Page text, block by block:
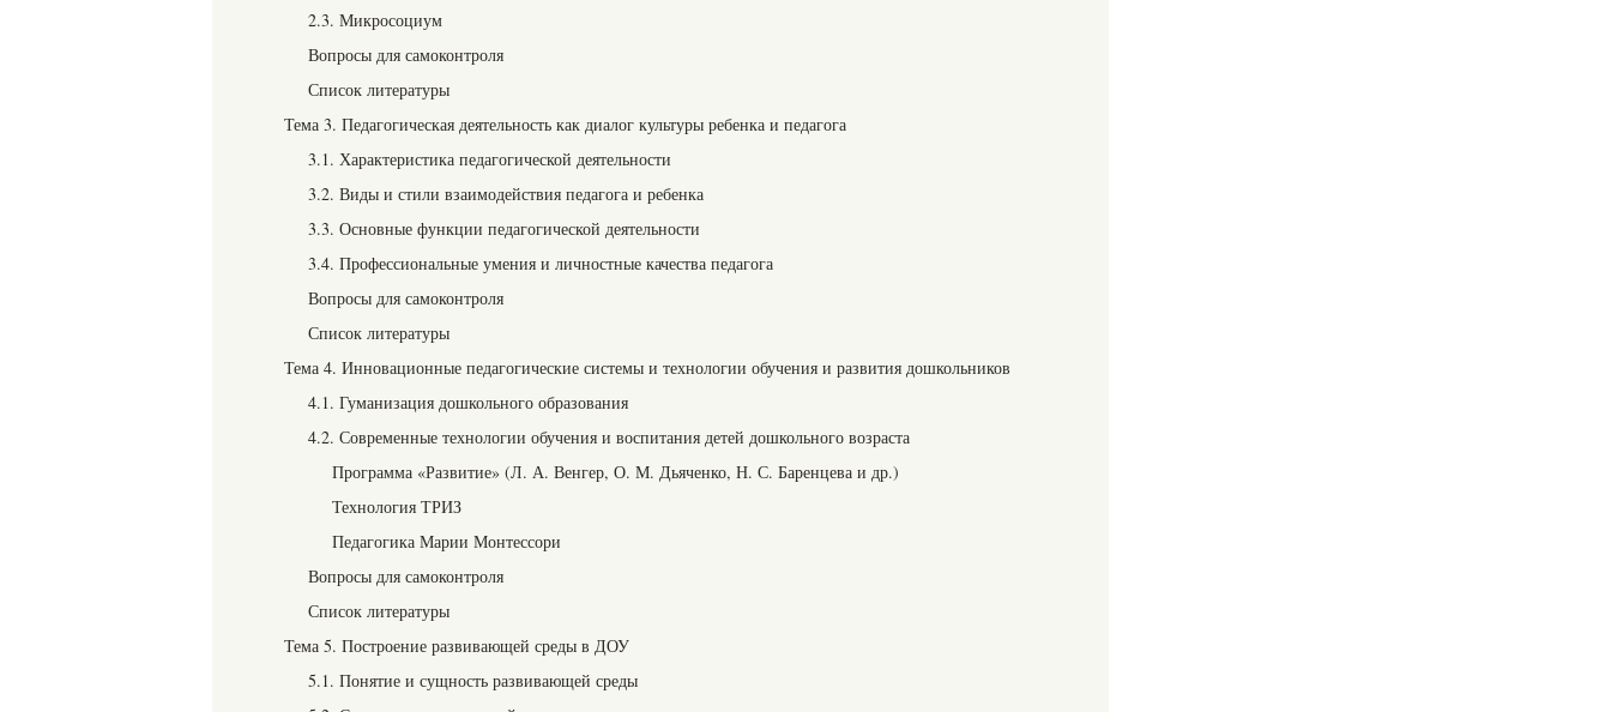
2.3. Микросоциум
Вопросы для самоконтроля
Список литературы
Тема 3. Педагогическая деятельность как диалог культуры ребенка и педагога
3.1. Характеристика педагогической деятельности
3.2. Виды и стили взаимодействия педагога и ребенка
3.3. Основные функции педагогической деятельности
3.4. Профессиональные умения и личностные качества педагога
Вопросы для самоконтроля
Список литературы
Тема 4. Инновационные педагогические системы и технологии обучения и развития дошкольников
4.1. Гуманизация дошкольного образования
4.2. Современные технологии обучения и воспитания детей дошкольного возраста
Программа «Развитие» (Л. А. Венгер, О. М. Дьяченко, Н. С. Баренцева и др.)
Технология ТРИЗ
Педагогика Марии Монтессори
Вопросы для самоконтроля
Список литературы
Тема 5. Построение развивающей среды в ДОУ
5.1. Понятие и сущность развивающей среды